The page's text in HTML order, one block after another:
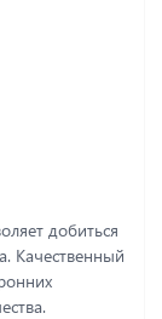
добиться
Качественный